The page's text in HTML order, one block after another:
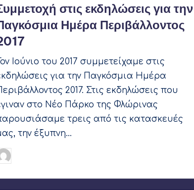
στις εκδηλώσεις για την
Ημέρα Περιβάλλοντος
Ιούνιο του 2017 συμμετείχαμε στις
για την Παγκόσμια Ημέρα
2017. Στις εκδηλώσεις που
στο Νέο Πάρκο της Φλώρινας
τρεις από τις κατασκευές
την έξυπνη…